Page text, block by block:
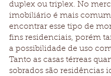
duplex ou triplex. No
imobiliário é mais comum
encontrar esse tipo de
fins residenciais, porém
a possibilidade de uso
Tanto as casas térreas
sobrados são residências